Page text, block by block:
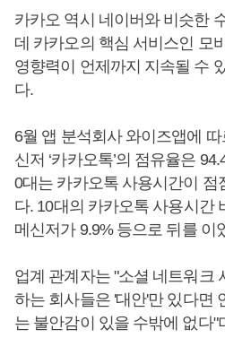
카카오 역시 네이버와 비슷한
데 카카오의 핵심 서비스인 모
영향력이 언제까지 지속될 수
다.
6월 앱 분석회사 와이즈앱에
신저 ‘카카오톡’의 점유율은
0대는 카카오톡 사용시간이 점
다. 10대의 카카오톡 사용시간
메신저가 9.9% 등으로 뒤를 이
업계 관계자는 "소셜 네트워크
하는 회사들은 '대안'만 있다면
는 불안감이 있을 수밖에 없다